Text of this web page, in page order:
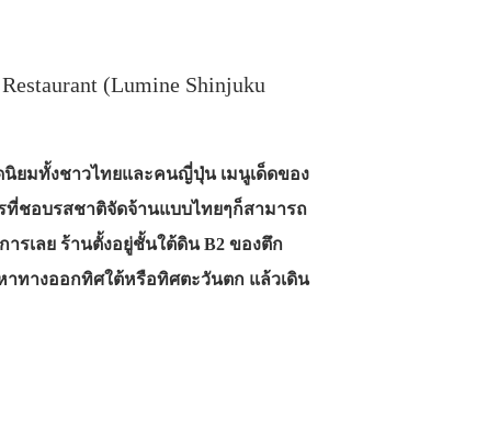
(Lumine Shinjuku
ยมทั้งชาวไทยและคนญี่ปุ่น เมนูเด็ดของ
ที่ชอบรสชาติจัดจ้านแบบไทยๆก็สามารถ
รเลย ร้านตั้งอยู่ชั้นใต้ดิน B2 ของตึก
าทางออกทิศใต้หรือทิศตะวันตก แล้วเดิน